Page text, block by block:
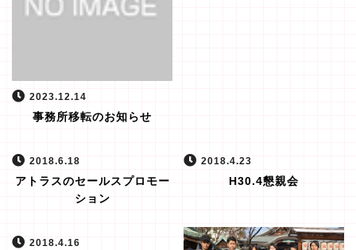
2023.12.14
事務所移転のお知らせ
2018.6.18
アトラスのセールスプロモー
ション
2018.4.23
H30.4懇親会
2018.4.16